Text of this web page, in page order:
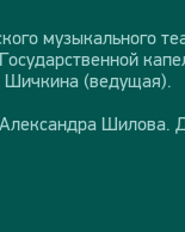
музыкального
Шичкина (ведущая).
Шилова.